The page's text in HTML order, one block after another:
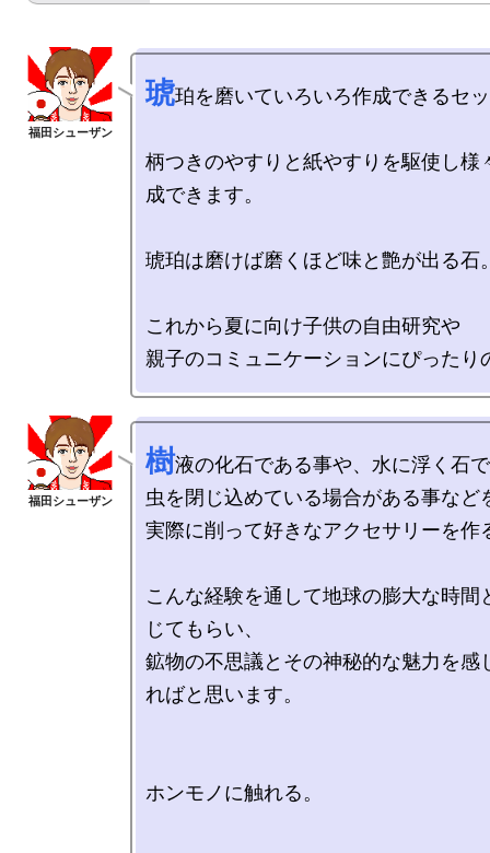
琥珀を磨いていろいろ作成できるセ
柄つきのやすりと紙やすりを駆使し様
成できます。
琥珀は磨けば磨くほど味と艶が出る石
これから夏に向け子供の自由研究や
樹液の化石である事や、水に浮く石
虫を閉じ込めている場合がある事など
実際に削って好きなアクセサリーを作
こんな経験を通して地球の膨大な時間
じてもらい、
鉱物の不思議とその神秘的な魅力を感
ればと思います。
ホンモノに触れる。